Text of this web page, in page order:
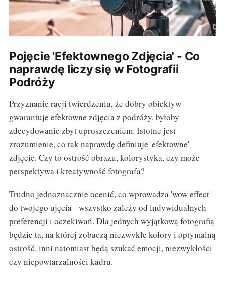
Pojęcie 'Efektownego Zdjęcia' - Co
naprawdę liczy się w Fotografii
Podróży
Przyznanie racji twierdzeniu, że dobry obiektyw
gwarantuje efektowne zdjęcia z podróży, byłoby
zdecydowanie zbyt uproszczeniem. Istotne jest
zrozumienie, co tak naprawdę definiuje 'efektowne'
zdjęcie. Czy to ostrość obrazu, kolorystyka, czy może
perspektywa i kreatywność fotografa?
Trudno jednoznacznie ocenić, co wprowadza 'wow effect'
do twojego ujęcia - wszystko zależy od indywidualnych
preferencji i oczekiwań. Dla jednych wyjątkową fotografią
będzie ta, na której zobaczą niezwykłe kolory i optymalną
ostrość, inni natomiast będą szukać emocji, niezwykłości
czy niepowtarzalności kadru.